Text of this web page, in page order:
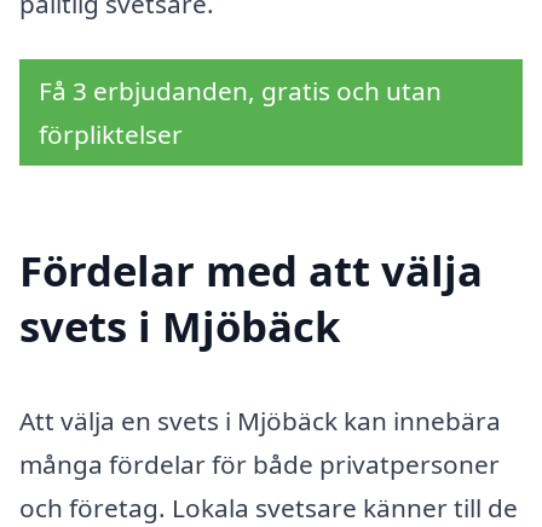
Få 3 erbjudanden, gratis och utan
förpliktelser
Fördelar med att välja
svets i Mjöbäck
Att välja en svets i Mjöbäck kan innebära
många fördelar för både privatpersoner
och företag. Lokala svetsare känner till de